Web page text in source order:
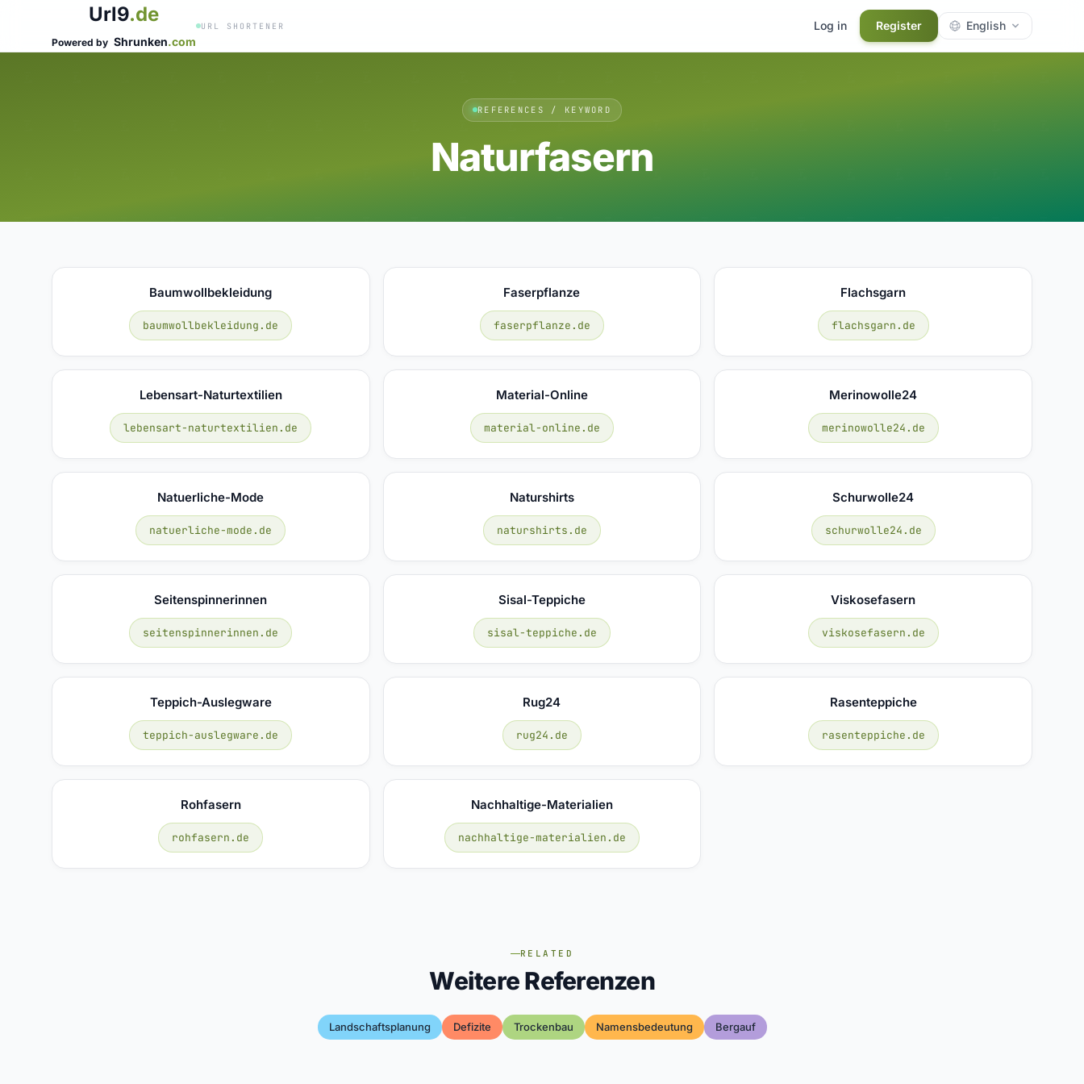
Url9.de
Powered by Shrunken.com
URL SHORTENER Log in Register English
REFERENCES / KEYWORD
Naturfasern
Baumwollbekleidung
baumwollbekleidung.de
Faserpflanze
faserpflanze.de
Flachsgarn
flachsgarn.de
Lebensart-Naturtextilien
lebensart-naturtextilien.de
Material-Online
material-online.de
Merinowolle24
merinowolle24.de
Natuerliche-Mode
natuerliche-mode.de
Naturshirts
naturshirts.de
Schurwolle24
schurwolle24.de
Seitenspinnerinnen
seitenspinnerinnen.de
Sisal-Teppiche
sisal-teppiche.de
Viskosefasern
viskosefasern.de
Teppich-Auslegware
teppich-auslegware.de
Rug24
rug24.de
Rasenteppiche
rasenteppiche.de
Rohfasern
rohfasern.de
Nachhaltige-Materialien
nachhaltige-materialien.de
RELATED
Weitere Referenzen
Landschaftsplanung Defizite Trockenbau Namensbedeutung Bergauf